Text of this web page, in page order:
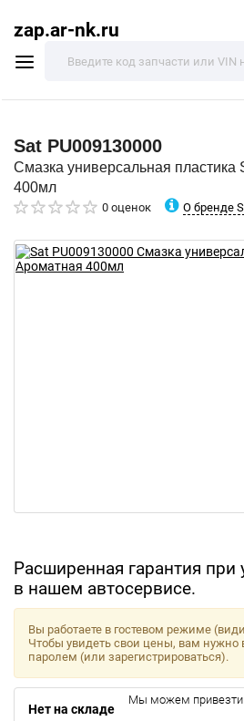
zap.ar-nk.ru
Sat PU009130000
Смазка универсальная пластика
400мл
0 оценок О бренде
Расширенная гарантия при
в нашем автосервисе.
Вы работаете в гостевом режиме
Чтобы увидеть свои цены, вам нужно
паролем (или зарегистрироваться).
Нет на складе
Мы можем привезти